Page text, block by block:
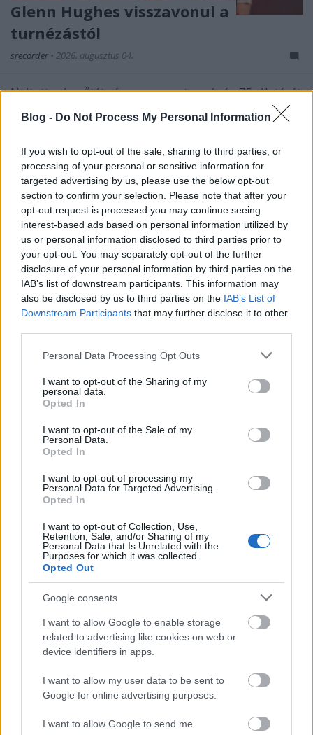
Blog - Do Not Process My Personal Information
If you wish to opt-out of the sale, sharing to third parties, or
processing of your personal or sensitive information for
targeted advertising by us, please use the below opt-out
section to confirm your selection. Please note that after your
opt-out request is processed you may continue seeing
interest-based ads based on personal information utilized by
us or personal information disclosed to third parties prior to
your opt-out. You may separately opt-out of the further
disclosure of your personal information by third parties on the
IAB’s list of downstream participants. This information may
also be disclosed by us to third parties on the IAB’s List of
Downstream Participants that may further disclose it to other
Please note that this website/app uses one or more Google
not limited to your visit or usage behaviour. You may click to
grant or deny consent to Google and its third-party tags to
use your data for below specified purposes in below Google
consent section.
Personal Data Processing Opt Outs
I want to opt-out of the Sharing of my
personal data.
Opted In
I want to opt-out of the Sale of my
Personal Data.
Opted In
I want to opt-out of processing my
Personal Data for Targeted Advertising.
Opted In
I want to opt-out of Collection, Use,
Retention, Sale, and/or Sharing of my
Personal Data that Is Unrelated with the
Purposes for which it was collected.
Opted Out
Google consents
I want to allow Google to enable storage
related to advertising like cookies on web or
device identifiers in apps.
I want to allow my user data to be sent to
Google for online advertising purposes.
I want to allow Google to send me
Glenn Hughes visszavonul a
turnézástól
srecorder • 2026. augusztus 04.
Nyitott szívműtét vár az augusztus végén 75. életévét
tanácsára felhagy a koncertezéssel.
Szellőztesd ki a fejed David Byrne
kedvenc biciklizős zenéivel!
srecorder•2026. augusztus 04.
zenékre szokott tekerni.